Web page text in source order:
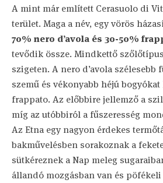
A mint már említett Cerasuolo di
terület. Maga a név, egy vörös
70% nero d’avola és 30-50%
tevődik össze. Mindkettő
szigeten. A nero d’avola szélesebb
szemű és vékonyabb héjú
frappato. Az előbbire jellemző a
míg az utóbbiról a fűszeresség
Az Etna egy nagyon érdekes
bakművelésben sorakoznak a
sütkéreznek a Nap meleg
állandó mozgásban van és